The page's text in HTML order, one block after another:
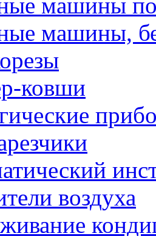
машины,
ковши
воздуха